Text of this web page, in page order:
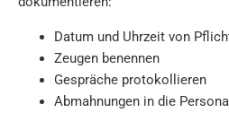
Datum und Uhrzeit von
Zeugen benennen
Gespräche protokollieren
Abmahnungen in die